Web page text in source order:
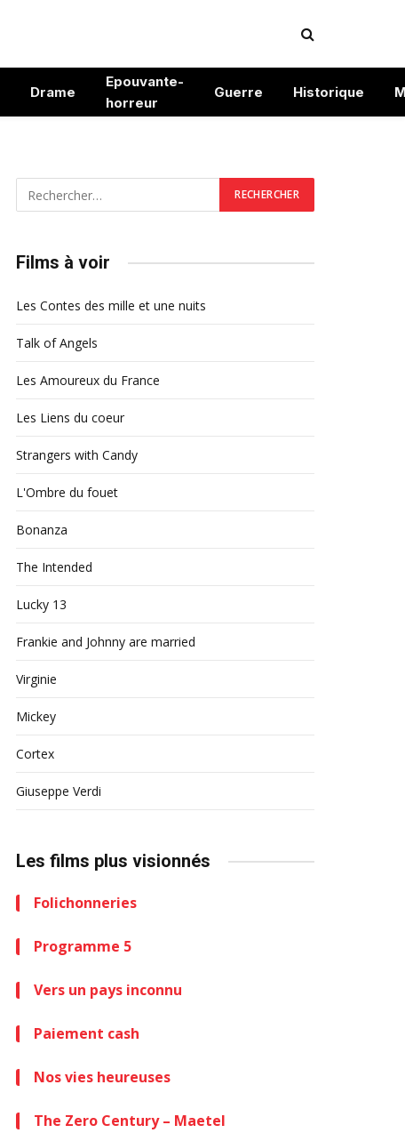
Drame
Epouvante-
horreur
Guerre Historique
Films à voir
Les Contes des mille et une nuits
Talk of Angels
Les Amoureux du France
Les Liens du coeur
Strangers with Candy
L'Ombre du fouet
Bonanza
The Intended
Lucky 13
Frankie and Johnny are married
Virginie
Mickey
Cortex
Giuseppe Verdi
Les films plus visionnés
Folichonneries
Programme 5
Vers un pays inconnu
Paiement cash
Nos vies heureuses
The Zero Century – Maetel